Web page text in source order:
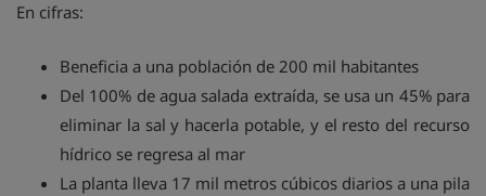
En cifras:
Beneficia a una población de 200 mil habitantes
Del 100% de agua salada extraída, se usa un 45% para
eliminar la sal y hacerla potable, y el resto del recurso
hídrico se regresa al mar
La planta lleva 17 mil metros cúbicos diarios a una pila